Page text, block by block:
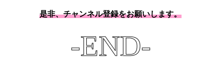
是非、チャンネル登録をお願いします。
-END-